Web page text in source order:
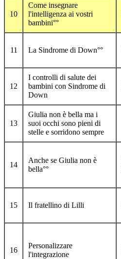
10
Come insegnare
l'intelligenza ai vostri
bambini°°
11 La Sindrome di Down°°
12
I controlli di salute dei
bambini con Sindrome di
Down
13
Giulia non è bella ma i
suoi occhi sono pieni di
stelle e sorridono sempre
14
Anche se Giulia non è
bella°°
15 Il fratellino di Lilli
16
Personalizzare
l'integrazione